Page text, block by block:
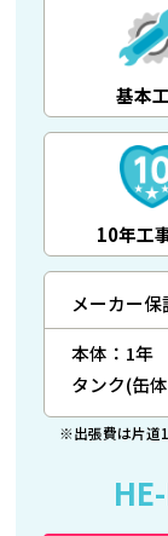
基本
10年工
メーカー保
本体：1年
タンク(缶
※出張費は片道